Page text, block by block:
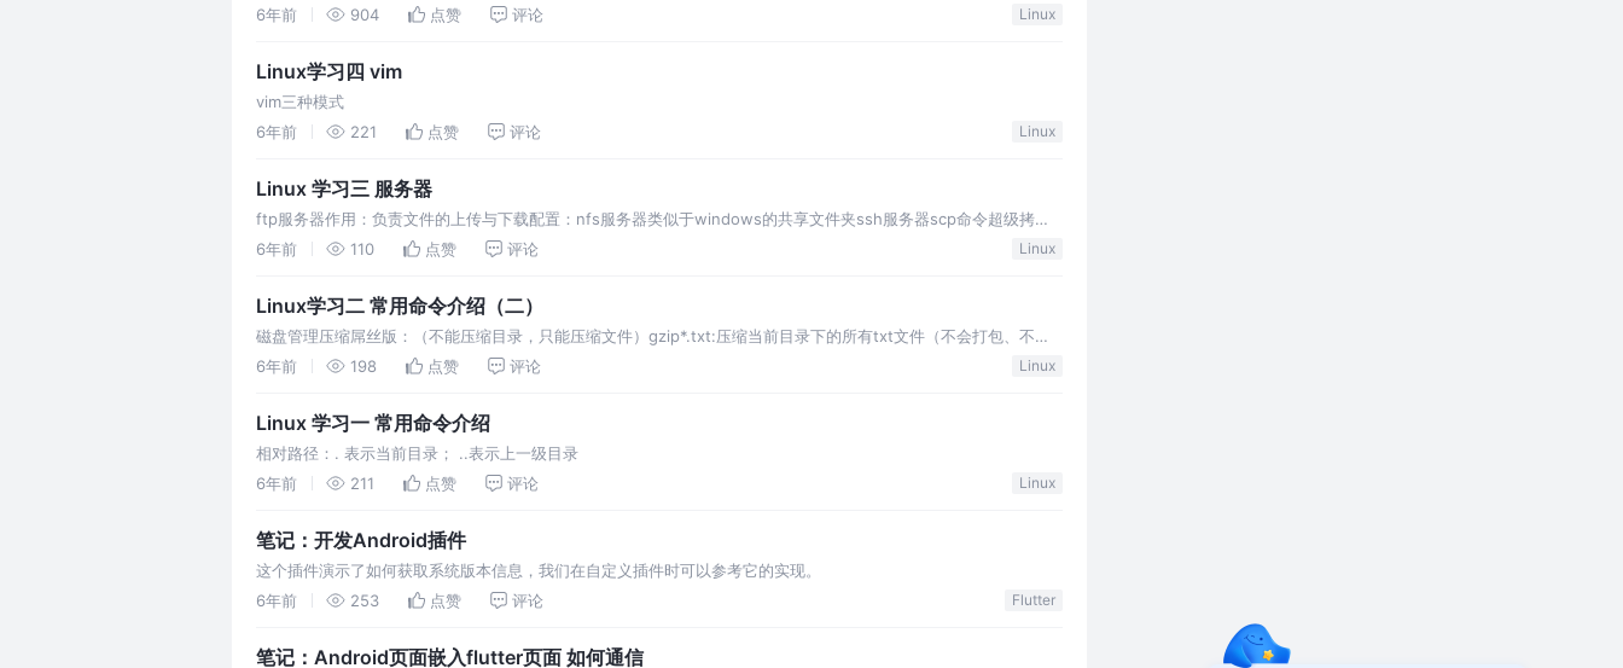
试
6年前 904 点赞 评论 Linux
Linux学习四 vim
vim三种模式
6年前
221 点赞 评论 Linux
Linux 学习三 服务器
ftp服务器作用：负责文件的上传与下载配置：nfs服务器类似于windows的共享文件夹ssh服务器scp命令超级拷
贝：可以在不同的主机之间进行拷贝其他命令
6年前 110 点赞 评论 Linux
Linux学习二 常用命令介绍（二）
磁盘管理压缩屌丝版：（不能压缩目录，只能压缩文件）gzip*.txt:压缩当前目录下的所有txt文件（不会打包、不保
留原文件、压缩后的格式为gz）gunzip*.txt:恢复bzip2*.txt:（压
6年前 198 点赞 评论 Linux
Linux 学习一 常用命令介绍
相对路径：. 表示当前目录； ..表示上一级目录
6年前
211 点赞 评论 Linux
笔记：开发Android插件
这个插件演示了如何获取系统版本信息，我们在自定义插件时可以参考它的实现。
6年前
253 点赞 评论 Flutter
笔记：Android页面嵌入flutter页面 如何通信